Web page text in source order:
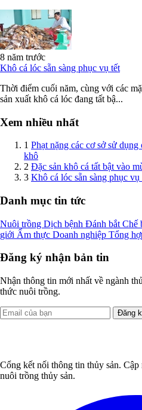
8 năm trước
Khô cá lóc sẵn sàng phục vụ tết
Thời điểm cuối năm, cùng với các
sản xuất khô cá lóc đang tất bậ...
Xem nhiều nhất
1 Phạt nặng các cơ sở sử
khô
2 Đặc sản khô cá tất bật vào
3 Khô cá lóc sẵn sàng phục vụ
Danh mục tin tức
Nuôi trồng Dịch bệnh Đánh bắt Chế
giới Ẩm thực Doanh nghiệp Tổng
Đăng ký nhận bản tin
Nhận thông tin mới nhất về ngành
thức nuôi trồng.
Đăng
Cổng kết nối thông tin thủy sản.
nuôi trồng thủy sản.